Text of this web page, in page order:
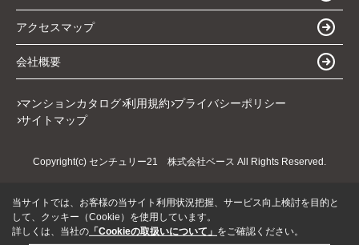
アクセスマップ
会社概要
マンションカタログ 利用規約 プライバシーポリシー
サイトマップ
Copyright(c) センチュリー21 株式会社ベース All Rights Reserved.
当サイトでは、お客様の当サイト利用状況把握、サービス向上検討を目的と
して、クッキー（Cookie）を使用しています。
詳しくは、当社の 「Cookieの取扱いについて」 をご確認ください。